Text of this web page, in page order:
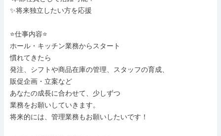
✨将来独立したい方を応援
⭐仕事内容⭐
ホール・キッチン業務からスタート
慣れてきたら
発注、シフトや商品在庫の管理、スタッフの育成、
販促企画・立案など
あなたの成長に合わせて、少しずつ
業務をお願いしていきます。
将来的には、管理業務もお願いしたいです！